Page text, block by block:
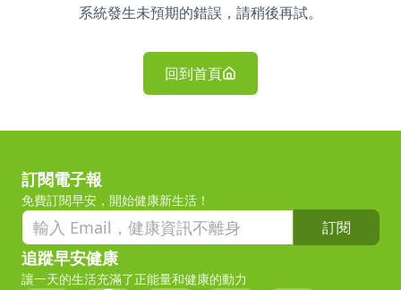
系統發生未預期的錯誤，請稍後再試。
回到首頁
訂閱電子報
免費訂閱早安，開始健康新生活！
訂閱
追蹤早安健康
讓一天的生活充滿了正能量和健康的動力